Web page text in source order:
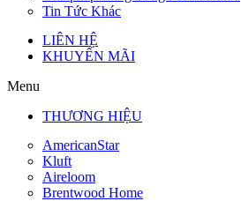
Tin Tức Khác
LIÊN HỆ
KHUYẾN MÃI
Menu
THƯƠNG HIỆU
AmericanStar
Kluft
Aireloom
Brentwood Home